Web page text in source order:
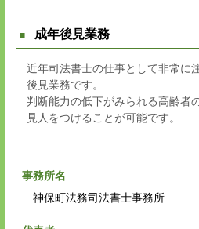
成年後見業務
近年司法書士の仕事として非常に
後見業務です。
判断能力の低下がみられる高齢者
見人をつけることが可能です。
事務所名
神保町法務司法書士事務所